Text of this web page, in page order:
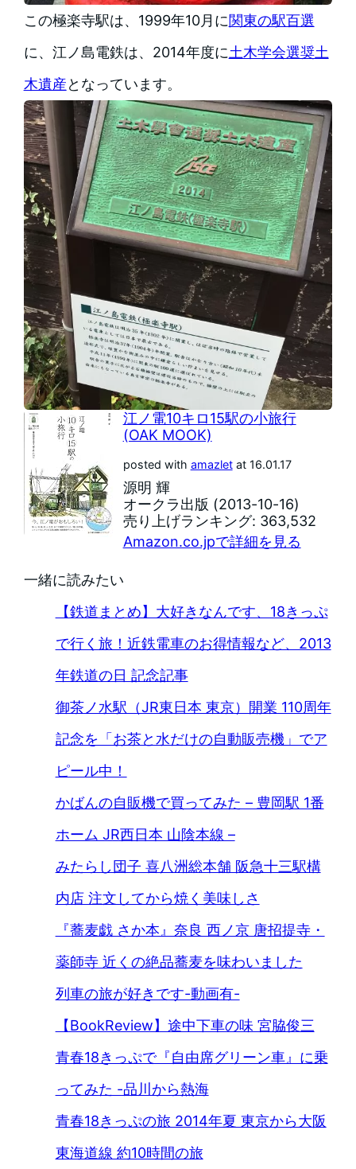
この極楽寺駅は、1999年10月に関東の駅百選
に、江ノ島電鉄は、2014年度に土木学会選奨土
木遺産となっています。
江ノ電10キロ15駅の小旅行
(OAK MOOK)
posted with amazletat 16.01.17
源明 輝
オークラ出版 (2013-10-16)
売り上げランキング: 363,532
Amazon.co.jpで詳細を見る
一緒に読みたい
【鉄道まとめ】大好きなんです、18きっぷ
で行く旅！近鉄電車のお得情報など、2013
年鉄道の日 記念記事
御茶ノ水駅（JR東日本 東京）開業 110周年
記念を「お茶と水だけの自動販売機」でア
ピール中！
かばんの自販機で買ってみた – 豊岡駅 1番
ホーム JR西日本 山陰本線 –
みたらし団子 喜八洲総本舗 阪急十三駅構
内店 注文してから焼く美味しさ
『蕎麦戯 さか本』奈良 西ノ京 唐招提寺・
薬師寺 近くの絶品蕎麦を味わいました
列車の旅が好きです-動画有-
【BookReview】途中下車の味 宮脇俊三
青春18きっぷで『自由席グリーン車』に乗
ってみた -品川から熱海
青春18きっぷの旅 2014年夏 東京から大阪
東海道線 約10時間の旅